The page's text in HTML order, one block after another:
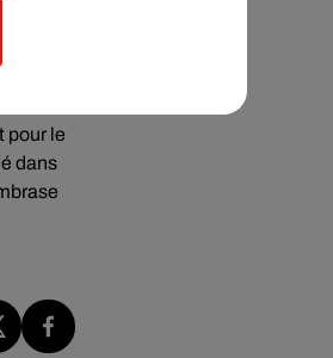
pour le
dans